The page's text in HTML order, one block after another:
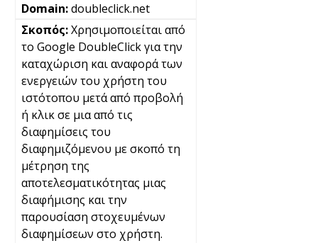
doubleclick.net
Χρησιμοποιείται από
το Google DoubleClick για την
καταχώριση και αναφορά των
ενεργειών του χρήστη του
ιστότοπου μετά από προβολή
ή κλικ σε μια από τις
διαφημίσεις του
διαφημιζόμενου με σκοπό τη
μέτρηση της
αποτελεσματικότητας μιας
διαφήμισης και την
παρουσίαση στοχευμένων
διαφημίσεων στο χρήστη.